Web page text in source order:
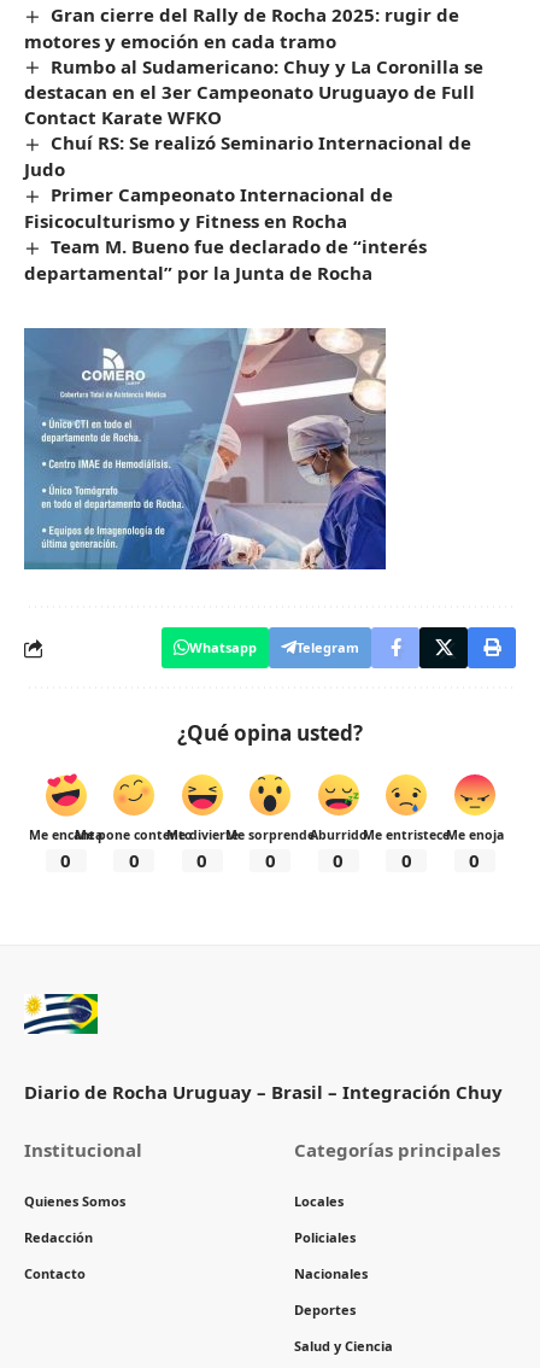
Gran cierre del Rally de Rocha 2025: rugir de
motores y emoción en cada tramo
Rumbo al Sudamericano: Chuy y La Coronilla se
destacan en el 3er Campeonato Uruguayo de Full
Contact Karate WFKO
Chuí RS: Se realizó Seminario Internacional de
Judo
Primer Campeonato Internacional de
Fisicoculturismo y Fitness en Rocha
Team M. Bueno fue declarado de “interés
departamental” por la Junta de Rocha
Whatsapp Telegram
¿Qué opina usted?
Me encanta
0
Me pone contento
0
Me divierte
0
Me sorprende
0
Aburrido
0
Me entristece
0
Me enoja
0
Diario de Rocha Uruguay – Brasil – Integración Chuy
Institucional
Quienes Somos
Redacción
Contacto
Categorías principales
Locales
Policiales
Nacionales
Deportes
Salud y Ciencia